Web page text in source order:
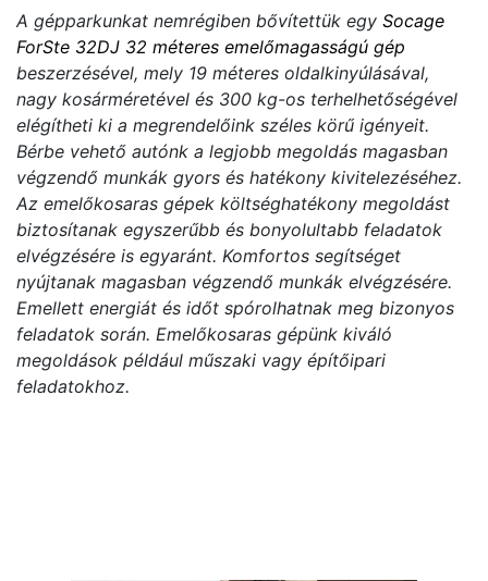
A gépparkunkat nemrégiben bővítettük egy Socage
ForSte 32DJ 32 méteres emelőmagasságú gép
beszerzésével, mely 19 méteres oldalkinyúlásával,
nagy kosárméretével és 300 kg-os terhelhetőségével
elégítheti ki a megrendelőink széles körű igényeit.
Bérbe vehető autónk a legjobb megoldás magasban
végzendő munkák gyors és hatékony kivitelezéséhez.
Az emelőkosaras gépek költséghatékony megoldást
biztosítanak egyszerűbb és bonyolultabb feladatok
elvégzésére is egyaránt. Komfortos segítséget
nyújtanak magasban végzendő munkák elvégzésére.
Emellett energiát és időt spórolhatnak meg bizonyos
feladatok során. Emelőkosaras gépünk kiváló
megoldások például műszaki vagy építőipari
feladatokhoz.